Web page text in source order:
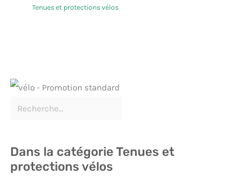
Tenues et protections vélos
Dans la catégorie Tenues et
protections vélos